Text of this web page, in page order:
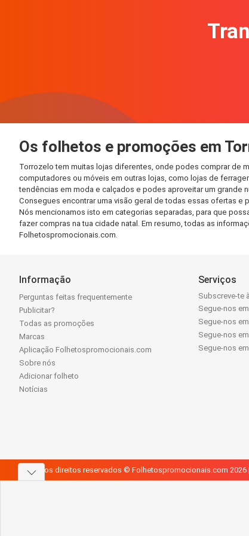
Os folhetos e promoções em
Torrozelo tem muitas lojas diferentes, onde podes comprar de
computadores ou móveis em outras lojas, como lojas de
tendências em moda e calçados e podes aproveitar um grande
Consegues encontrar uma visão geral de todas essas ofertas
Nós mencionamos isto em categorias separadas, para que
fazer compras na tua cidade natal. Em resumo, todas as
Folhetospromocionais.com.
Informação
Perguntas feitas frequentemente
Publicitar?
Todas as promoções
Marcas
Aplicação Folhetospromocionais.com
Sobre nós
Adicionar folheto
Notícias
Serviços
Subscreve-te
Segue-nos
Segue-nos
Segue-nos
Segue-nos
Todos os direitos reservados © Folhetospromocionais.com 2026 |